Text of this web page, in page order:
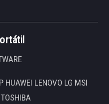
HUAWEI LENOVO LG MSI